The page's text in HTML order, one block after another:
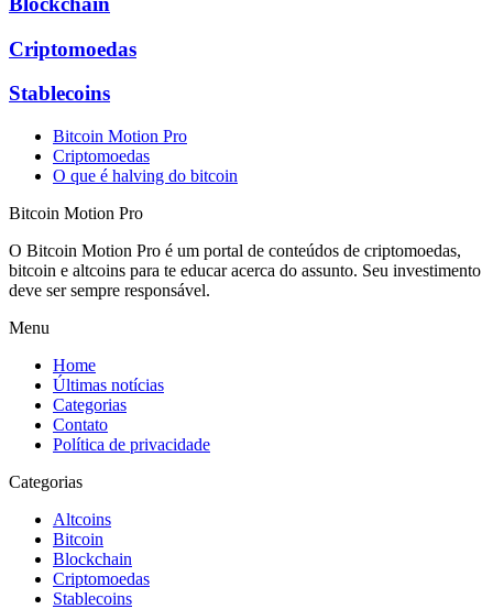
Criptomoedas
Stablecoins
Bitcoin Motion Pro
Criptomoedas
O que é halving do bitcoin
Bitcoin Motion Pro
O Bitcoin Motion Pro é um portal de conteúdos de criptomoedas,
bitcoin e altcoins para te educar acerca do assunto. Seu investimento
deve ser sempre responsável.
Menu
Home
Últimas notícias
Categorias
Contato
Política de privacidade
Categorias
Altcoins
Bitcoin
Blockchain
Criptomoedas
Stablecoins